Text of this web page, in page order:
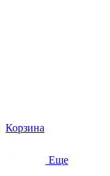
Корзина
Еще